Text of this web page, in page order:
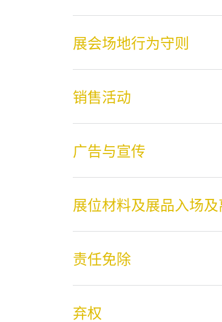
展会场地行为守则
销售活动
广告与宣传
展位材料及展品入场
责任免除
弃权